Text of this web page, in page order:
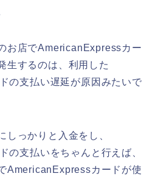
お店でAmericanExpressカー
生するのは、利用した
の支払い遅延が原因みたいで
しっかりと入金をし、
の支払いをちゃんと行えば、
AmericanExpressカードが使